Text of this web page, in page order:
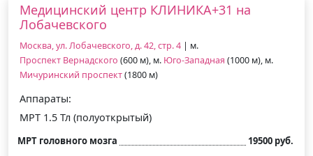
Медицинский центр КЛИНИКА+31 на
Лобачевского
Москва, ул. Лобачевского, д. 42, стр. 4 | м.
Проспект Вернадского (600 м), м. Юго-Западная (1000 м), м.
Мичуринский проспект(1800 м)
Аппараты:
МРТ 1.5 Тл (полуоткрытый)
МРТ головного мозга 19500 руб.